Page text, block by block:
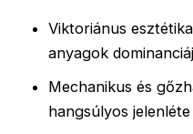
Viktoriánus
anyagok
Mechanikus és
hangsúlyos jelenléte